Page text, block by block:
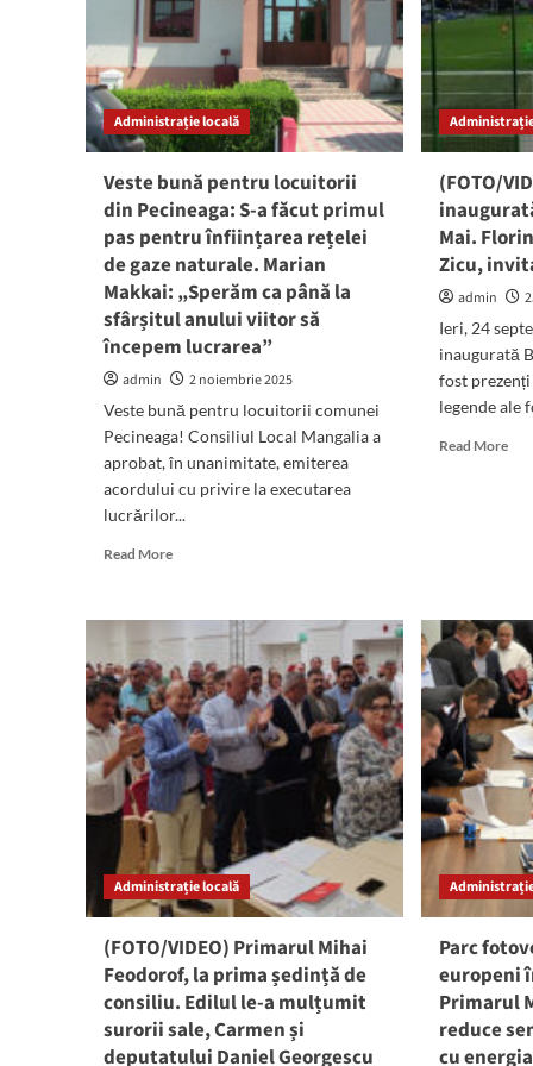
comunei,
Marian
Makkai,
anunță
că
a
semnat
contractul
de
concesiune
pentru
distribuția
gazelor
naturale
să
Administrație locală
Veste bună pentru locuitorii
din Pecineaga: S-a făcut primul
pas pentru înființarea rețelei
de gaze naturale. Marian
Makkai: „Sperăm ca până la
sfârșitul anului viitor să
începem lucrarea”
admin
2 noiembrie 2025
Veste bună pentru locuitorii comunei
Pecineaga! Consiliul Local Mangalia a
aprobat, în unanimitate, emiterea
acordului cu privire la executarea
lucrărilor...
Read MoreRead
Veste
bună
pentru
locuitorii
din
Pecineaga:
S-
a
făcut
primul
pentru
înființarea
rețelei
gaze
naturale.
Marian
Makkai:
„Sperăm
(FOTO/
Mai.
Zicu,
admin
Ieri, 24
inaugurată
fost
legende ale
Read MoreRead
din
2
și
de
Administrație locală
(FOTO/VIDEO) Primarul Mihai
Feodorof, la prima ședință de
consiliu. Edilul le-a mulțumit
surorii sale, Carmen și
deputatului Daniel Georgescu
Parc
europeni
Primarul
reduce
cu